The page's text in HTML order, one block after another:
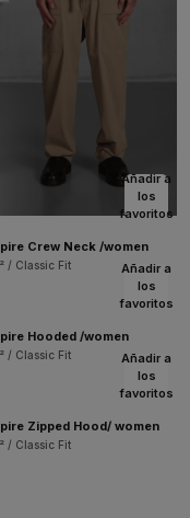
Añadir a
los
favoritos
Crew Neck /women
/ Classic Fit
Añadir a
los
favoritos
Hooded /women
/ Classic Fit
Añadir a
los
favoritos
Zipped Hood/ women
/ Classic Fit